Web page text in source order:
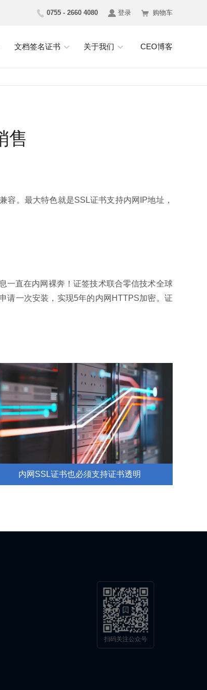
0755 - 2660 4080 登录 购物车
文档签名证书 关于我们 CEO博客
售
。最大特色就是SSL证书支持内网IP地址，
一直在内网裸奔！证签技术联合零信技术全球
请一次安装，实现5年的内网HTTPS加密。证
内网SSL证书也必须支持证书透明
扫码关注公众号